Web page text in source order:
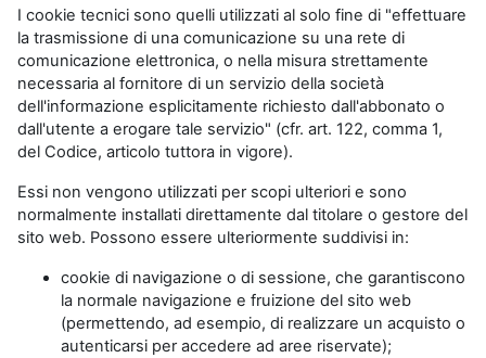
I cookie tecnici sono quelli utilizzati al solo fine di "effettuare
la trasmissione di una comunicazione su una rete di
comunicazione elettronica, o nella misura strettamente
necessaria al fornitore di un servizio della società
dell'informazione esplicitamente richiesto dall'abbonato o
dall'utente a erogare tale servizio" (cfr. art. 122, comma 1,
del Codice, articolo tuttora in vigore).
Essi non vengono utilizzati per scopi ulteriori e sono
normalmente installati direttamente dal titolare o gestore del
sito web. Possono essere ulteriormente suddivisi in:
cookie di navigazione o di sessione, che garantiscono
la normale navigazione e fruizione del sito web
(permettendo, ad esempio, di realizzare un acquisto o
autenticarsi per accedere ad aree riservate);